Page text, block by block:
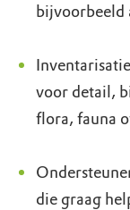
bijvoorbeeld
voor detail,
flora, fauna
die graag